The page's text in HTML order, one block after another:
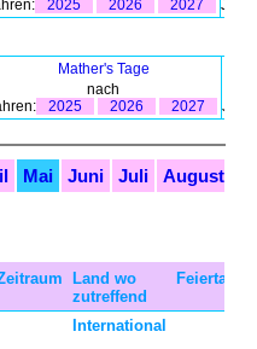
2025 2026 2027
Mather's Tage
nach
2025 2026 2027
Mai Juni Juli August
Land wo
zutreffend
International